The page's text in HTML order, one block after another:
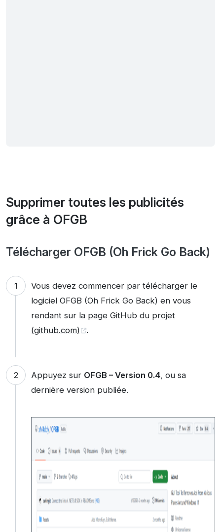
Supprimer toutes les publicités
grâce à OFGB
Télécharger OFGB (Oh Frick Go Back)
Vous devez commencer par télécharger le
logiciel OFGB (Oh Frick Go Back) en vous
rendant sur la page GitHub du projet
(github.com)
.
Appuyez sur OFGB – Version 0.4, ou sa
dernière version publiée.